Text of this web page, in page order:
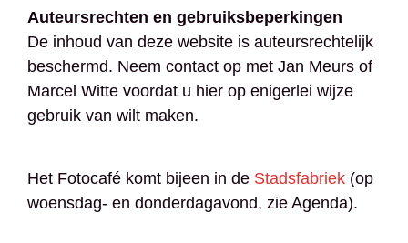
Auteursrechten en gebruiksbeperkingen
De inhoud van deze website is auteursrechtelijk
beschermd. Neem contact op met Jan Meurs of
Marcel Witte voordat u hier op enigerlei wijze
gebruik van wilt maken.
Het Fotocafé komt bijeen in de Stadsfabriek (op
woensdag- en donderdagavond, zie Agenda).